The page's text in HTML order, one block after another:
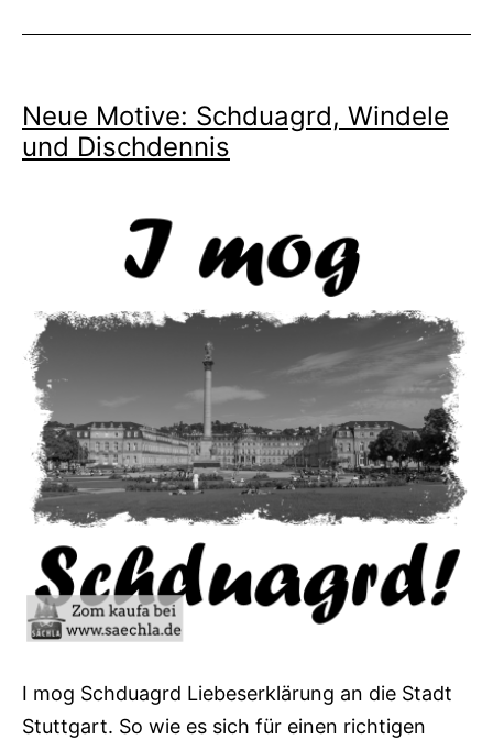
Neue Motive: Schduagrd, Windele
und Dischdennis
I mog Schduagrd Liebeserklärung an die Stadt
Stuttgart. So wie es sich für einen richtigen